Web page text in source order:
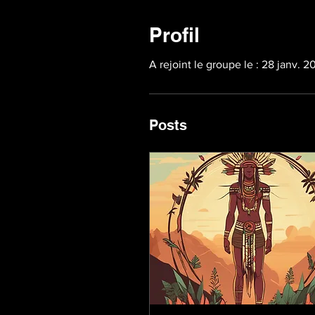
Profil
A rejoint le groupe le : 28 janv.
Posts